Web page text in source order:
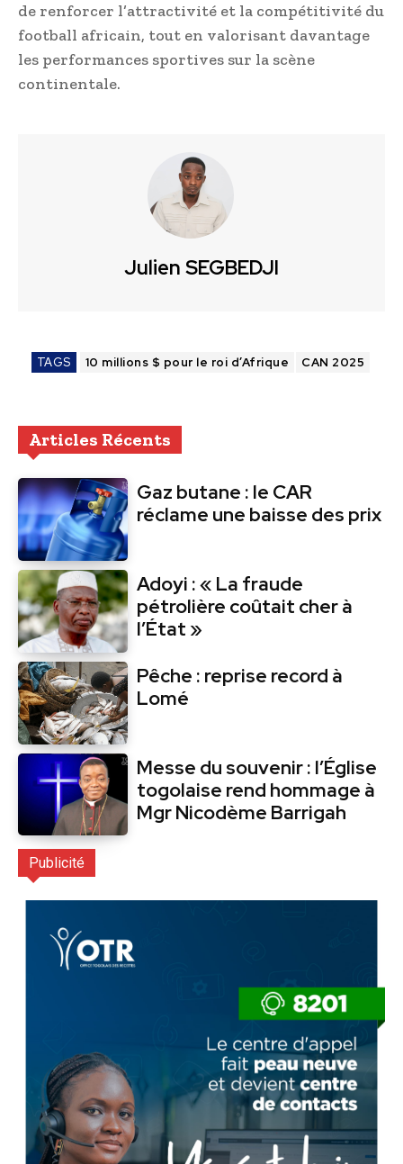
de renforcer l’attractivité et la compétitivité du
football africain, tout en valorisant davantage
les performances sportives sur la scène
continentale.
Julien SEGBEDJI
TAGS 10 millions $ pour le roi d’Afrique CAN 2025
Articles Récents
Gaz butane : le CAR
réclame une baisse des prix
Adoyi : « La fraude
pétrolière coûtait cher à
l’État »
Pêche : reprise record à
Lomé
Messe du souvenir : l’Église
togolaise rend hommage à
Mgr Nicodème Barrigah
Publicité